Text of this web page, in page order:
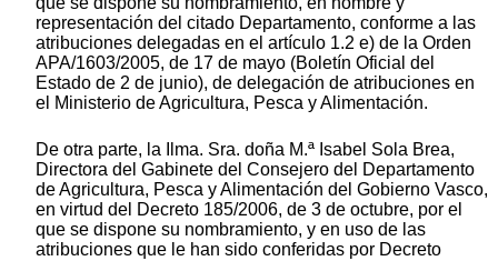
representación del citado Departamento, conforme a las
atribuciones delegadas en el artículo 1.2 e) de la Orden
APA/1603/2005, de 17 de mayo (Boletín Oficial del
Estado de 2 de junio), de delegación de atribuciones en
el Ministerio de Agricultura, Pesca y Alimentación.
De otra parte, la Ilma. Sra. doña M.ª Isabel Sola Brea,
Directora del Gabinete del Consejero del Departamento
de Agricultura, Pesca y Alimentación del Gobierno Vasco,
en virtud del Decreto 185/2006, de 3 de octubre, por el
que se dispone su nombramiento, y en uso de las
atribuciones que le han sido conferidas por Decreto